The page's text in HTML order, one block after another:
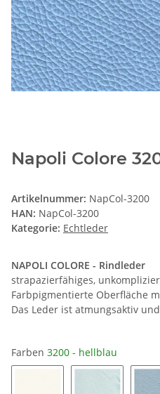
Napoli Colore
Artikelnummer: NapCol-3200
HAN: NapCol-3200
Kategorie: Echtleder
NAPOLI COLORE - Rindleder
strapazierfähiges,
Farbpigmentierte Oberfläche
Das Leder ist atmungsaktiv
Farben 3200 - hellblau